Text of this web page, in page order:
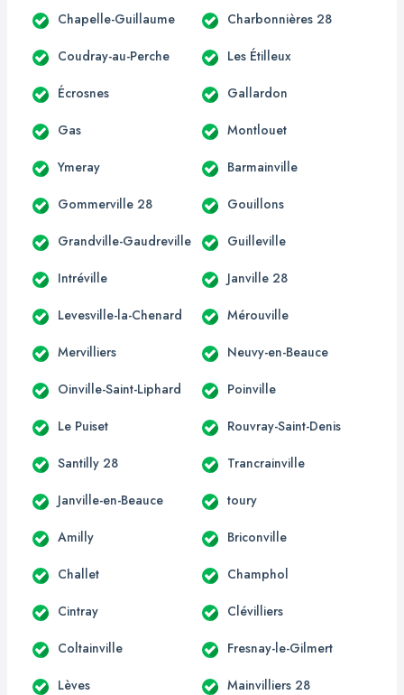
Chapelle-Guillaume Charbonnières 28
Coudray-au-Perche Les Étilleux
Écrosnes Gallardon
Gas Montlouet
Ymeray Barmainville
Gommerville 28 Gouillons
Grandville-Gaudreville Guilleville
Intréville Janville 28
Levesville-la-Chenard Mérouville
Mervilliers Neuvy-en-Beauce
Oinville-Saint-Liphard Poinville
Le Puiset Rouvray-Saint-Denis
Santilly 28 Trancrainville
Janville-en-Beauce toury
Amilly Briconville
Challet Champhol
Cintray Clévilliers
Coltainville Fresnay-le-Gilmert
Lèves Mainvilliers 28